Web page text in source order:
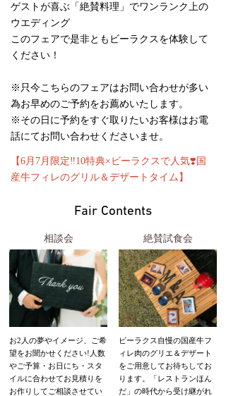
ゲストが喜ぶ「絶賛料理」でワンランク上の
ウエディング
このフェアで是非ともビーラクスを体験して
ください！
※只今こちらのフェアはお問い合わせが多い
為お早めのご予約をお薦めいたします。
※その日に予約をすぐ取りたいお客様はお電
話にてお問い合わせくださいませ。
【6月7月限定‼️10特典×ビーラクスで人気❣️国
産牛フィレのグリル＆デザートタイム】
Fair Contents
相談会
お2人の夢やイメージ、ご希
望をお聞かせください!人数
やご予算・お日にち・スタ
イルに合わせてお見積りを
お作りしてご相談させてい
絶賛試食会
ビーラクス自慢の国産牛フ
ィレ肉のグリエ＆デザート
をご用意してお待ちしてお
ります。「レストランほん
だ」の時代から受け継がれ